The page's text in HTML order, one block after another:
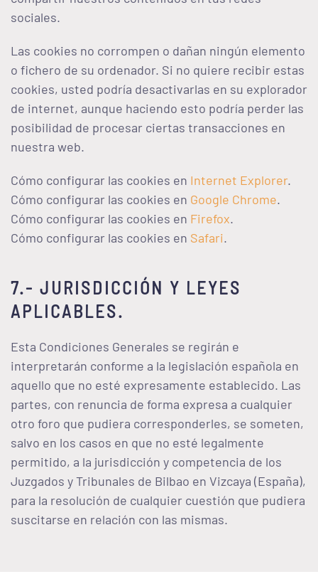
sociales.
Las cookies no corrompen o dañan ningún elemento
o fichero de su ordenador. Si no quiere recibir estas
cookies, usted podría desactivarlas en su explorador
de internet, aunque haciendo esto podría perder las
posibilidad de procesar ciertas transacciones en
nuestra web.
Cómo configurar las cookies en Internet Explorer.
Cómo configurar las cookies en Google Chrome.
Cómo configurar las cookies en Firefox.
Cómo configurar las cookies en Safari.
7.- JURISDICCIÓN Y LEYES
APLICABLES.
Esta Condiciones Generales se regirán e
interpretarán conforme a la legislación española en
aquello que no esté expresamente establecido. Las
partes, con renuncia de forma expresa a cualquier
otro foro que pudiera corresponderles, se someten,
salvo en los casos en que no esté legalmente
permitido, a la jurisdicción y competencia de los
Juzgados y Tribunales de Bilbao en Vizcaya (España),
para la resolución de cualquier cuestión que pudiera
suscitarse en relación con las mismas.